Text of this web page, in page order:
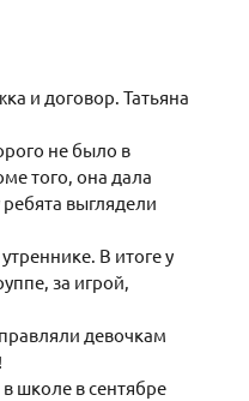
и договор. Татьяна
не было в
того, она дала
выглядели
В итоге у
за игрой,
девочкам
школе в сентябре